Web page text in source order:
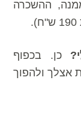
ההשכרה
כן. בכפוף
אצלך ולהפוך